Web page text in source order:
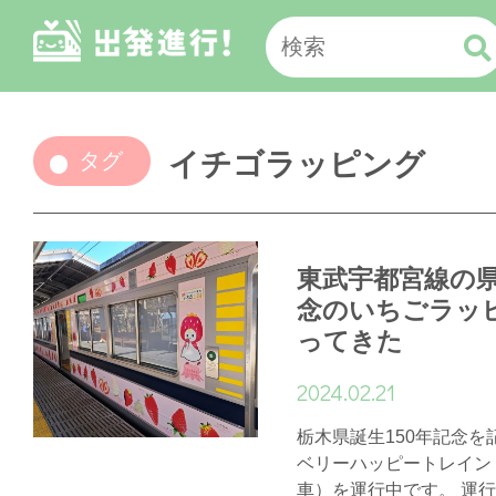
タグ イチゴラッピング
東武宇都宮線の
念のいちごラッ
ってきた
2024.02.21
栃木県誕生150年記念を
ベリーハッピートレイ
車）を運行中です。 運